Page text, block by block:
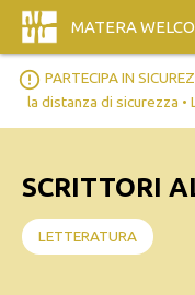
MATERA
error_outline PARTECIPA IN
la distanza di sicurezza •
SCRITTORI
LETTERATURA